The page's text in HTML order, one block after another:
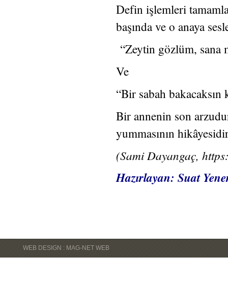
Defin işlemleri
başında ve o anaya
“Zeytin gözlüm, sana
Ve
“Bir sabah
Bir annenin son
yummasının
(Sami Dayangaç,
Hazırlayan: Suat
WEB DESIGN : MAG-NET WEB